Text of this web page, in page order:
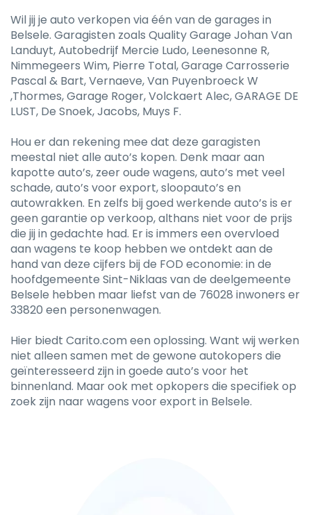
Wil jij je auto verkopen via één van de garages in
Belsele. Garagisten zoals Quality Garage Johan Van
Landuyt, Autobedrijf Mercie Ludo, Leenesonne R,
Nimmegeers Wim, Pierre Total, Garage Carrosserie
Pascal & Bart, Vernaeve, Van Puyenbroeck W
,Thormes, Garage Roger, Volckaert Alec, GARAGE DE
LUST, De Snoek, Jacobs, Muys F.
Hou er dan rekening mee dat deze garagisten
meestal niet alle auto’s kopen. Denk maar aan
kapotte auto’s, zeer oude wagens, auto’s met veel
schade, auto’s voor export, sloopauto’s en
autowrakken. En zelfs bij goed werkende auto’s is er
geen garantie op verkoop, althans niet voor de prijs
die jij in gedachte had. Er is immers een overvloed
aan wagens te koop hebben we ontdekt aan de
hand van deze cijfers bij de FOD economie: in de
hoofdgemeente Sint-Niklaas van de deelgemeente
Belsele hebben maar liefst van de 76028 inwoners er
33820 een personenwagen.
Hier biedt Carito.com een oplossing. Want wij werken
niet alleen samen met de gewone autokopers die
geïnteresseerd zijn in goede auto’s voor het
binnenland. Maar ook met opkopers die specifiek op
zoek zijn naar wagens voor export in Belsele.